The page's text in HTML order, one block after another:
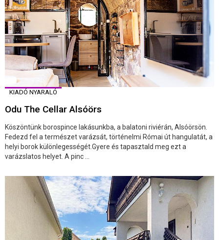
KIADÓ NYARALÓ
Odu The Cellar Alsóörs
Köszöntünk borospince lakásunkba, a balatoni riviérán, Alsóörsön.
Fedezd fel a természet varázsát, történelmi Római út hangulatát, a
helyi borok különlegességét.Gyere és tapasztald meg ezt a
varázslatos helyet. A pinc ...